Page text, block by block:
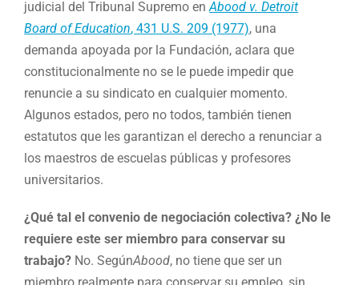
judicial del Tribunal Supremo enAbood v. Detroit
Board of Education, 431 U.S. 209 (1977), una
demanda apoyada por la Fundación, aclara que
constitucionalmente no se le puede impedir que
renuncie a su sindicato en cualquier momento.
Algunos estados, pero no todos, también tienen
estatutos que les garantizan el derecho a renunciar a
los maestros de escuelas públicas y profesores
universitarios.
¿Qué tal el convenio de negociación colectiva? ¿No le
requiere este ser miembro para conservar su
trabajo? No. SegúnAbood, no tiene que ser un
miembro realmente para conservar su empleo, sin